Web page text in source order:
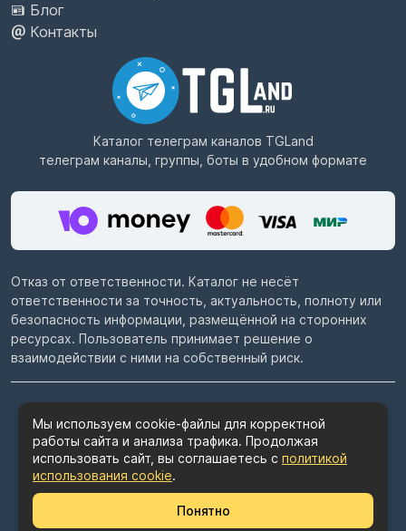
Блог
Контакты
Каталог телеграм каналов TGLand
телеграм каналы, группы, боты в удобном формате
Отказ от ответственности. Каталог не несёт
ответственности за точность, актуальность, полноту или
безопасность информации, размещённой на сторонних
ресурсах. Пользователь принимает решение о
взаимодействии с ними на собственный риск.
Пользовательское соглашение
Политика конфиденциальности
Политика использования cookie
Мы используем cookie-файлы для корректной
работы сайта и анализа трафика. Продолжая
использовать сайт, вы соглашаетесь с политикой
использования cookie.
Понятно